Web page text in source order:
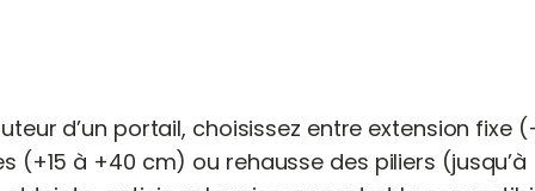
d’un portail, choisissez entre extension fixe
(+15 à +40 cm) ou rehausse des piliers (jusqu’à